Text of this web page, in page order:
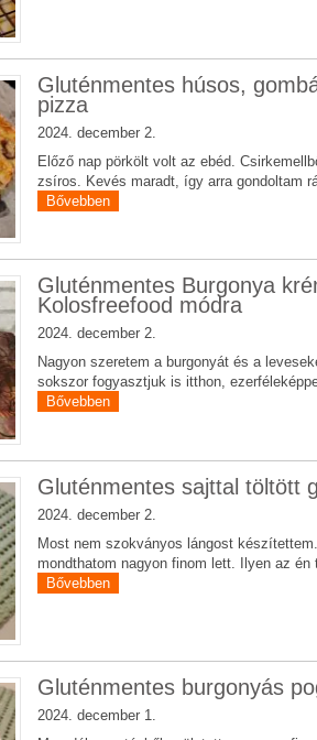
Gluténmentes húsos,
pizza
2024. december 2.
Előző nap pörkölt volt az ebéd.
zsíros. Kevés maradt, így arra gondoltam
Bővebben
Gluténmentes Burgonya
Kolosfreefood módra
2024. december 2.
Nagyon szeretem a burgonyát és a
sokszor fogyasztjuk is itthon,
Bővebben
Gluténmentes sajttal töltött
2024. december 2.
Most nem szokványos lángost
mondthatom nagyon finom lett. Ilyen az én
Bővebben
Gluténmentes burgonyás
2024. december 1.